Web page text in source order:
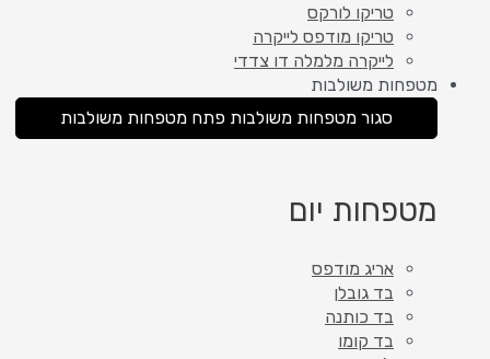
טריקו לורקס
טריקו מודפס לייקרה
לייקרה מלמלה דו צדדי
מטפחות משולבות
סגור מטפחות משולבות פתח מטפחות משולבות
מטפחות יום
אריג מודפס
בד גובלן
בד כותנה
בד קומו